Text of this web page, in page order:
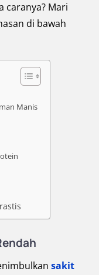
caranya? Mari
di bawah
Manis
sakit